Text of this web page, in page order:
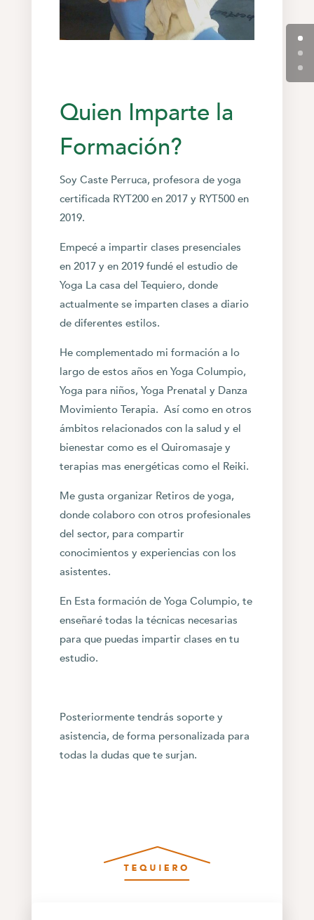
Quien Imparte la
Formación?
Soy Caste Perruca, profesora de yoga
certificada RYT200 en 2017 y RYT500 en
2019.
Empecé a impartir clases presenciales
en 2017 y en 2019 fundé el estudio de
Yoga La casa del Tequiero, donde
actualmente se imparten clases a diario
de diferentes estilos.
He complementado mi formación a lo
largo de estos años en Yoga Columpio,
Yoga para niños, Yoga Prenatal y Danza
Movimiento Terapia. Así como en otros
ámbitos relacionados con la salud y el
bienestar como es el Quiromasaje y
terapias mas energéticas como el Reiki.
Me gusta organizar Retiros de yoga,
donde colaboro con otros profesionales
del sector, para compartir
conocimientos y experiencias con los
asistentes.
En Esta formación de Yoga Columpio, te
enseñaré todas la técnicas necesarias
para que puedas impartir clases en tu
estudio.
Posteriormente tendrás soporte y
asistencia, de forma personalizada para
todas la dudas que te surjan.